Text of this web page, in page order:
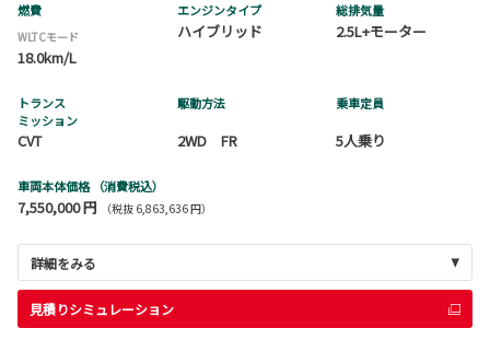
燃費
WLTCモード
18.0km/L
エンジンタイプ
ハイブリッド
総排気量
2.5L+モーター
トランス
ミッション
CVT
駆動方法
2WD FR
乗車定員
5人乗り
車両本体価格 （消費税込）
7,550,000 円 （税抜 6,863,636 円）
詳細をみる
見積りシミュレーション